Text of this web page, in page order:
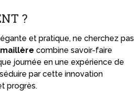
?
et pratique, ne cherchez pas
combine savoir-faire
journée en une expérience de
par cette innovation
progrès.